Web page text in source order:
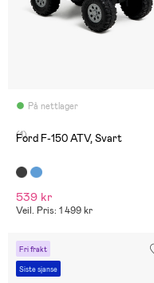
På nettlager
(1)
Ford F-150 ATV, Svart
539 kr
Veil. Pris: 1 499 kr
Fri frakt
Siste sjanse